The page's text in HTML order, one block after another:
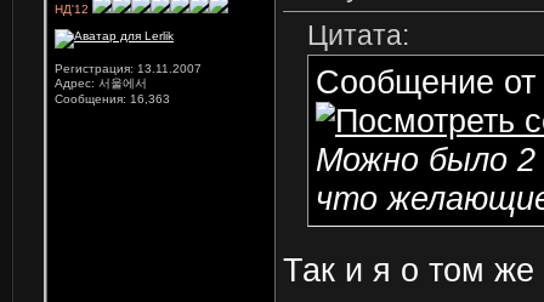
НД'12
Регистрация: 13.11.2007
Адрес: 서울에서
Сообщения: 16,363
Цитата:
Сообщение от
Можно было 2
что
Так и я о том же